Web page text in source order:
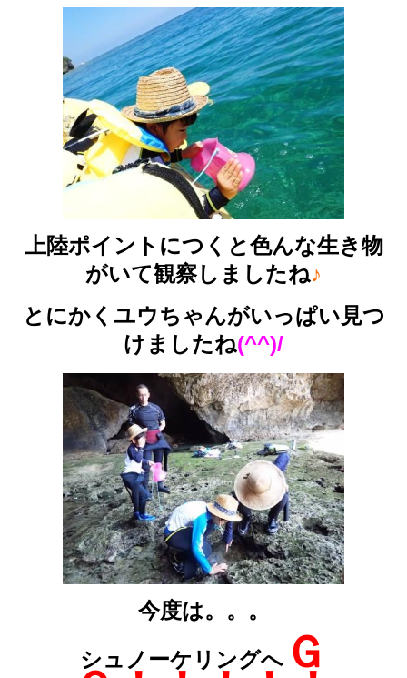
上陸ポイントにつくと色んな生き物
がいて観察しましたね♪
とにかくユウちゃんがいっぱい見つ
けましたね(^^)/
今度は。。。
シュノーケリングへ Ｇ